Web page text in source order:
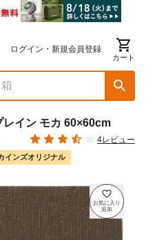
ログイン・新規会員登録
カート
イン モカ 60×60cm
4レビュー
インズオリジナル